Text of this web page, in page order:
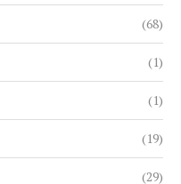
(68)
(1)
(1)
(19)
(29)